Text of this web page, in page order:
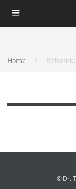
Home
© Dr.